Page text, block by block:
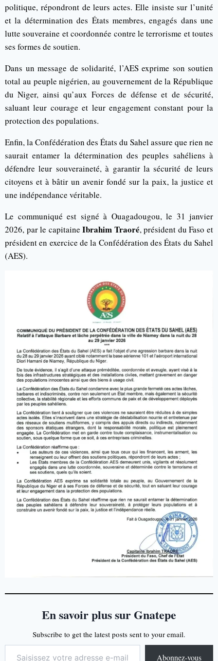
politique, répondront de leurs actes. Elle insiste sur l’unité
et la détermination des États membres, engagés dans une
lutte souveraine et coordonnée contre le terrorisme et toutes
ses formes de soutien.
Dans un message de solidarité, l’AES exprime son soutien
total au peuple nigérien, au gouvernement de la République
du Niger, ainsi qu’aux Forces de défense et de sécurité,
saluant leur courage et leur engagement constant pour la
protection des populations.
Enfin, la Confédération des États du Sahel assure que rien ne
saurait entamer la détermination des peuples sahéliens à
défendre leur souveraineté, à garantir la sécurité de leurs
citoyens et à bâtir un avenir fondé sur la paix, la justice et
une indépendance véritable.
Le communiqué est signé à Ouagadougou, le 31 janvier
2026, par le capitaineIbrahim Traoré, président du Faso et
président en exercice de la Confédération des États du Sahel
(AES).
En savoir plus sur Gnatepe
Subscribe to get the latest posts sent to your email.
Abonnez-vous